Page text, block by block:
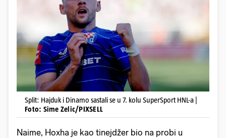
Split: Hajduk i Dinamo sastali se u 7. kolu SuperSport HNL-a |
Foto: Sime Zelic/PIXSELL
Naime, Hoxha je kao tinejdžer bio na probi u